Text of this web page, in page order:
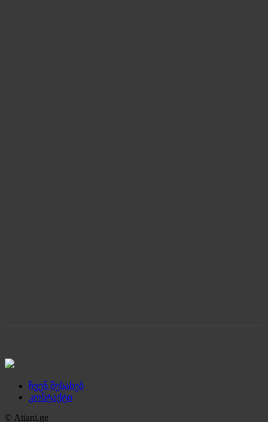
ჩვენ შესახებ
კონტაქტი
© Atiani.ge